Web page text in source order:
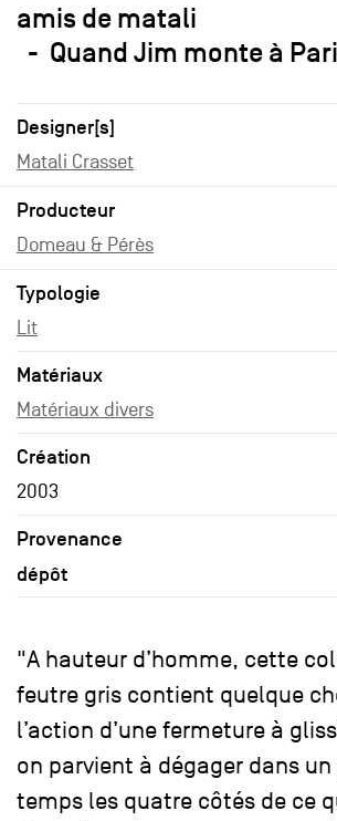
amis de matali
Quand Jim monte à
Designer[s]
Matali Crasset
Producteur
Domeau & Pérès
Typologie
Lit
Matériaux
Matériaux divers
Création
2003
Provenance
dépôt
"A hauteur d’homme, cette
feutre gris contient quelque
l’action d’une fermeture à
on parvient à dégager dans
temps les quatre côtés de ce